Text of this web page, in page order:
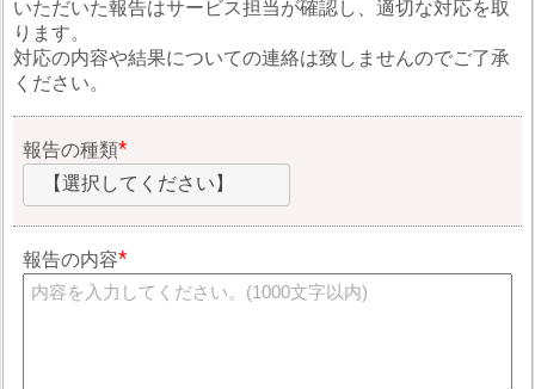
いただいた報告はサービス担当が確認し、適切な対応を取
ります。
対応の内容や結果についての連絡は致しませんのでご了承
ください。
報告の種類
【選択してください】
報告の内容